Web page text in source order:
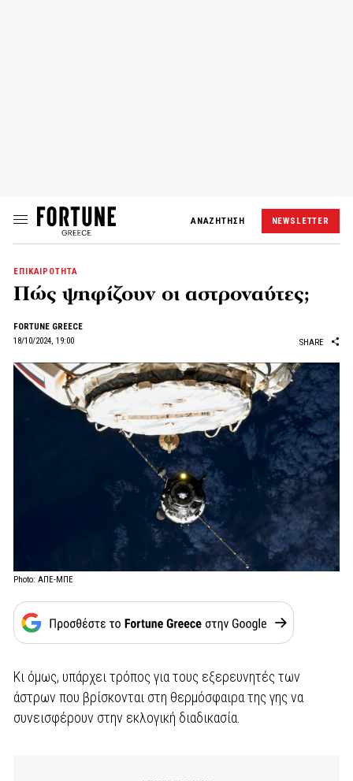
ΑΝΑΖΗΤΗΣΗ NEWSLETTER
ΕΠΙΚΑΙΡΟΤΗΤΑ
Πώς ψηφίζουν οι αστροναύτες;
FORTUNE GREECE
18/10/2024, 19:00
SHARE
Photo: ΑΠΕ-ΜΠΕ
Κι όμως, υπάρχει τρόπος για τους εξερευνητές των
άστρων που βρίσκονται στη θερμόσφαιρα της γης να
συνεισφέρουν στην εκλογική διαδικασία.